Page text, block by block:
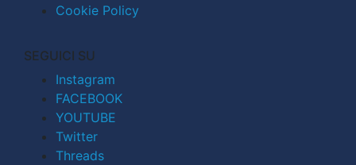
Cookie Policy
SEGUICI SU
Instagram
FACEBOOK
YOUTUBE
Twitter
Threads